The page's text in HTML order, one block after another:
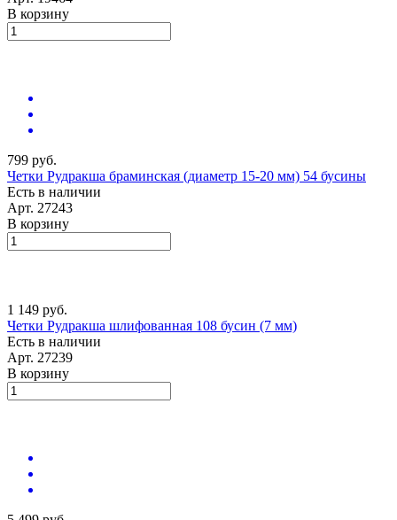
В корзину
799 руб.
Четки Рудракша браминская (диаметр 15-20 мм) 54 бусины
Есть в наличии
Арт. 27243
В корзину
1 149 руб.
Четки Рудракша шлифованная 108 бусин (7 мм)
Есть в наличии
Арт. 27239
В корзину